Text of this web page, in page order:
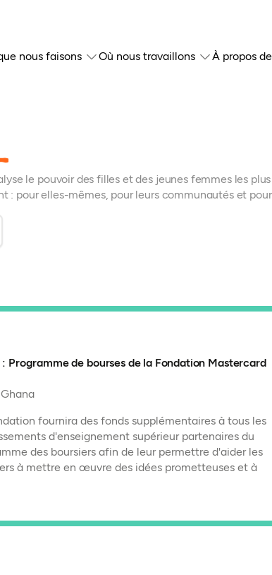
nous faisons Où nous travaillons À propos
le pouvoir des filles et des jeunes femmes les
: pour elles-mêmes, pour leurs communautés et
Programme de bourses de la Fondation Mastercard
fournira des fonds supplémentaires à tous les
d'enseignement supérieur partenaires du
des boursiers afin de leur permettre d'aider les
à mettre en œuvre des idées prometteuses et à